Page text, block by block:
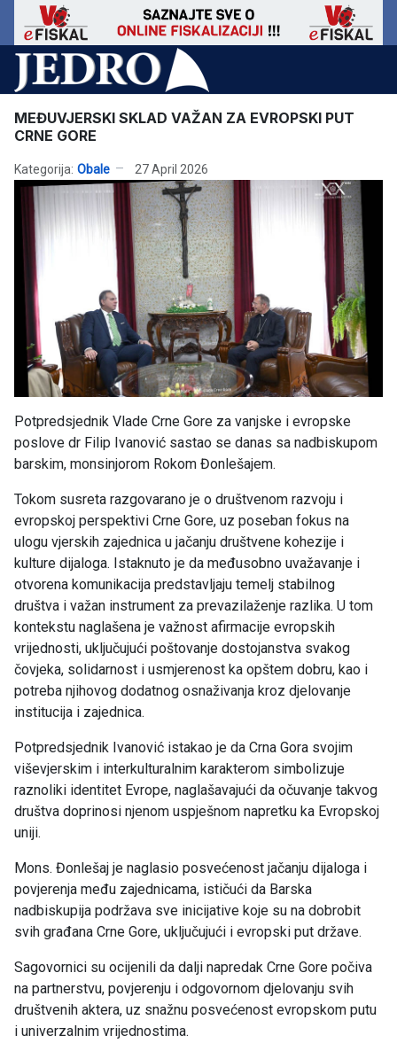
MEĐUVJERSKI SKLAD VAŽAN ZA EVROPSKI PUT
CRNE GORE
Kategorija: Obale 27 April 2026
Potpredsjednik Vlade Crne Gore za vanjske i evropske
poslove dr Filip Ivanović sastao se danas sa nadbiskupom
barskim, monsinjorom Rokom Đonlešajem.
Tokom susreta razgovarano je o društvenom razvoju i
evropskoj perspektivi Crne Gore, uz poseban fokus na
ulogu vjerskih zajednica u jačanju društvene kohezije i
kulture dijaloga. Istaknuto je da međusobno uvažavanje i
otvorena komunikacija predstavljaju temelj stabilnog
društva i važan instrument za prevazilaženje razlika. U tom
kontekstu naglašena je važnost afirmacije evropskih
vrijednosti, uključujući poštovanje dostojanstva svakog
čovjeka, solidarnost i usmjerenost ka opštem dobru, kao i
potreba njihovog dodatnog osnaživanja kroz djelovanje
institucija i zajednica.
Potpredsjednik Ivanović istakao je da Crna Gora svojim
viševjerskim i interkulturalnim karakterom simbolizuje
raznoliki identitet Evrope, naglašavajući da očuvanje takvog
društva doprinosi njenom uspješnom napretku ka Evropskoj
uniji.
Mons. Đonlešaj je naglasio posvećenost jačanju dijaloga i
povjerenja među zajednicama, ističući da Barska
nadbiskupija podržava sve inicijative koje su na dobrobit
svih građana Crne Gore, uključujući i evropski put države.
Sagovornici su ocijenili da dalji napredak Crne Gore počiva
na partnerstvu, povjerenju i odgovornom djelovanju svih
društvenih aktera, uz snažnu posvećenost evropskom putu
i univerzalnim vrijednostima.